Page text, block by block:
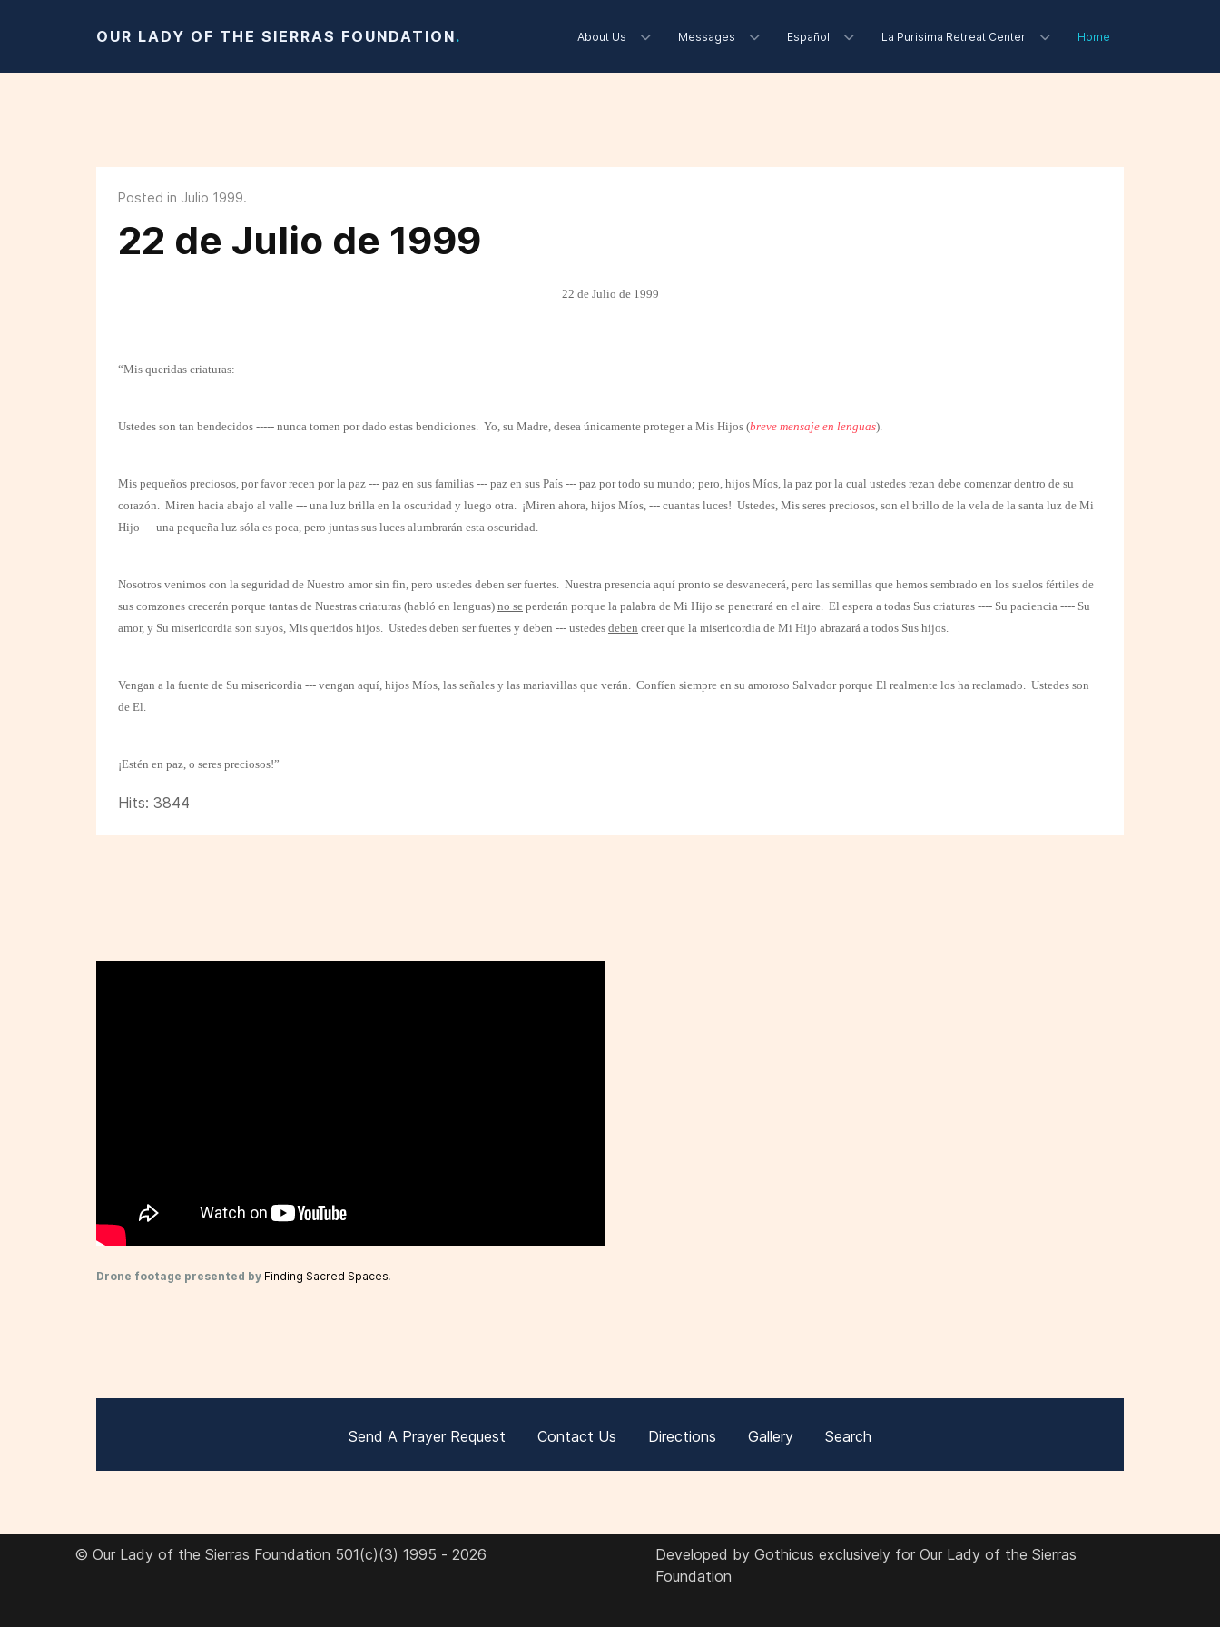
OUR LADY OF THE SIERRAS FOUNDATION. About Us Messages Español La Purisima Retreat Center Home
Posted in Julio 1999.
22 de Julio de 1999
22 de Julio de 1999
“Mis queridas criaturas:
Ustedes son tan bendecidos ----- nunca tomen por dado estas bendiciones. Yo, su Madre, desea únicamente proteger a Mis Hijos (breve mensaje en lenguas).
Mis pequeños preciosos, por favor recen por la paz --- paz en sus familias --- paz en sus País --- paz por todo su mundo; pero, hijos Míos, la paz por la cual ustedes rezan debe comenzar dentro de su
corazón. Miren hacia abajo al valle --- una luz brilla en la oscuridad y luego otra. ¡Miren ahora, hijos Míos, --- cuantas luces! Ustedes, Mis seres preciosos, son el brillo de la vela de la santa luz de Mi
Hijo --- una pequeña luz sóla es poca, pero juntas sus luces alumbrarán esta oscuridad.
Nosotros venimos con la seguridad de Nuestro amor sin fin, pero ustedes deben ser fuertes. Nuestra presencia aquí pronto se desvanecerá, pero las semillas que hemos sembrado en los suelos fértiles de
sus corazones crecerán porque tantas de Nuestras criaturas (habló en lenguas) no se perderán porque la palabra de Mi Hijo se penetrará en el aire. El espera a todas Sus criaturas ---- Su paciencia ---- Su
amor, y Su misericordia son suyos, Mis queridos hijos. Ustedes deben ser fuertes y deben --- ustedes deben creer que la misericordia de Mi Hijo abrazará a todos Sus hijos.
Vengan a la fuente de Su misericordia --- vengan aquí, hijos Míos, las señales y las mariavillas que verán. Confíen siempre en su amoroso Salvador porque El realmente los ha reclamado. Ustedes son
de El.
¡Estén en paz, o seres preciosos!”
Hits: 3844
Drone footage presented by Finding Sacred Spaces.
Send A Prayer Request Contact Us Directions Gallery Search
© Our Lady of the Sierras Foundation 501(c)(3) 1995 - 2026
Developed by Gothicus exclusively for Our Lady of the Sierras
Foundation